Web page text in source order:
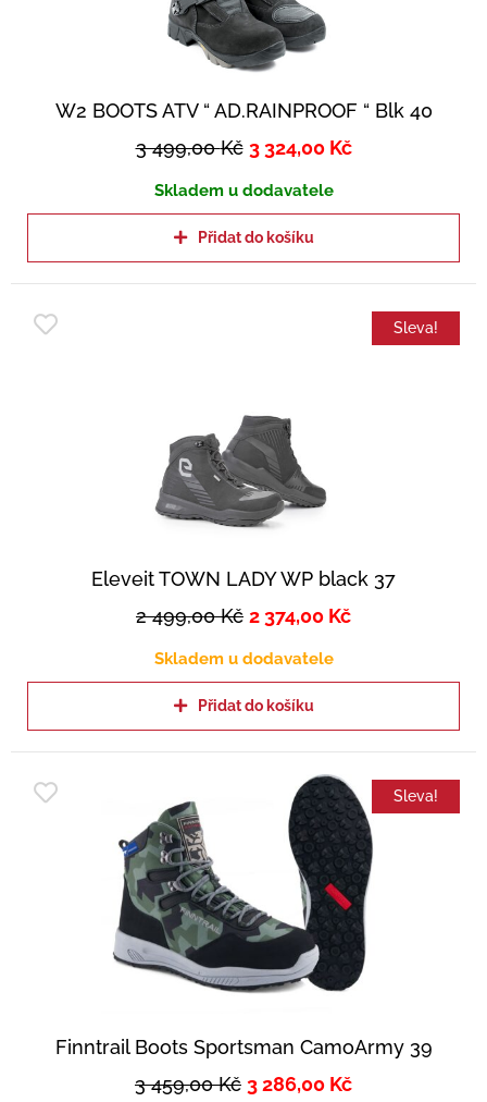
W2 BOOTS ATV “ AD.RAINPROOF “ Blk 40
3 499,00Kč 3 324,00 Kč
Skladem u dodavatele
Přidat do košíku
Sleva!
Eleveit TOWN LADY WP black 37
2 499,00Kč 2 374,00 Kč
Skladem u dodavatele
Přidat do košíku
Sleva!
Finntrail Boots Sportsman CamoArmy 39
3 459,00Kč 3 286,00 Kč